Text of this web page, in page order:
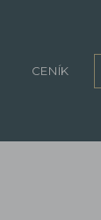
CENÍK